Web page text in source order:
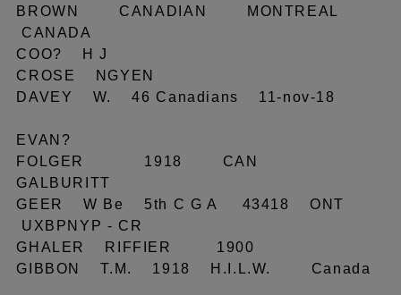
BROWN CANADIAN MONTREAL
CANADA
COO? H J
CROSE NGYEN
DAVEY W. 46 Canadians 11-nov-18
EVAN?
FOLGER 1918 CAN
GALBURITT
GEER W Be 5th C G A 43418 ONT
UXBPNYP - CR
GHALER RIFFIER 1900
GIBBON T.M. 1918 H.I.L.W. Canada